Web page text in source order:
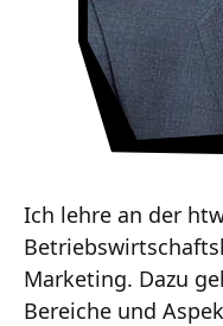
Ich lehre an der
Marketing. Dazu
Bereiche und